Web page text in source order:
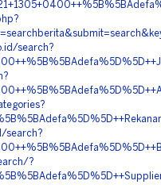
search?
search?
?